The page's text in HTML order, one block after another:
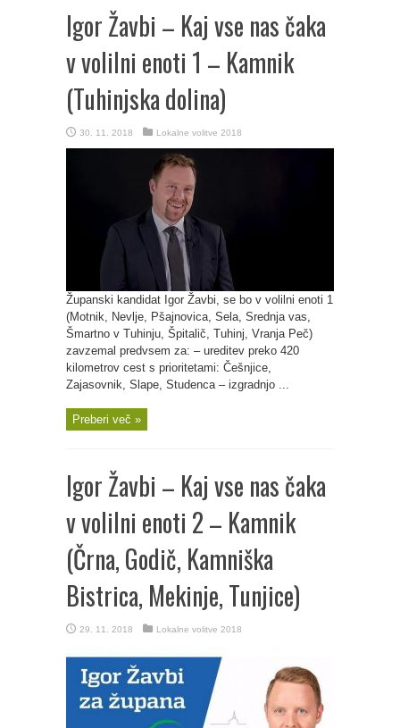
Igor Žavbi – Kaj vse nas čaka
v volilni enoti 1 – Kamnik
(Tuhinjska dolina)
30. 11. 2018 Lokalne volitve 2018
Županski kandidat Igor Žavbi, se bo v volilni enoti 1
(Motnik, Nevlje, Pšajnovica, Sela, Srednja vas,
Šmartno v Tuhinju, Špitalič, Tuhinj, Vranja Peč)
zavzemal predvsem za: – ureditev preko 420
kilometrov cest s prioritetami: Češnjice,
Zajasovnik, Slape, Studenca – izgradnjo ...
Preberi več »
Igor Žavbi – Kaj vse nas čaka
v volilni enoti 2 – Kamnik
(Črna, Godič, Kamniška
Bistrica, Mekinje, Tunjice)
29. 11. 2018 Lokalne volitve 2018